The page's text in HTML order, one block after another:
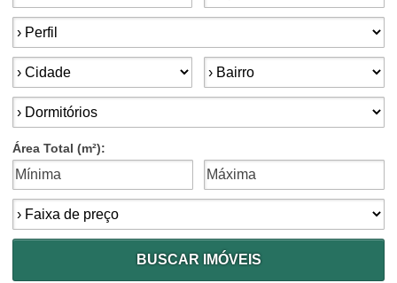
Perfil:
Cidade: Bairro:
Dormitórios:
Área Total (m²):
Faixa de preço:
BUSCAR IMÓVEIS